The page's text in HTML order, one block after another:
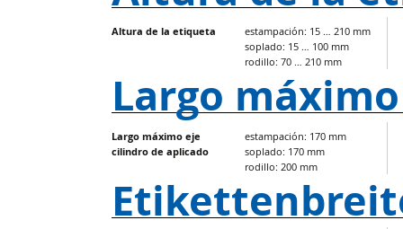
Altura de la etiqueta
estampación: 15 … 210 mm
soplado: 15 … 100 mm
rodillo: 70 … 210 mm
Largo
Largo máximo eje
cilindro de aplicado
estampación: 170 mm
soplado: 170 mm
rodillo: 200 mm